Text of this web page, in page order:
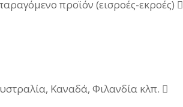
προϊόν (εισροές-εκροές) 
Καναδά, Φιλανδία κλπ. 